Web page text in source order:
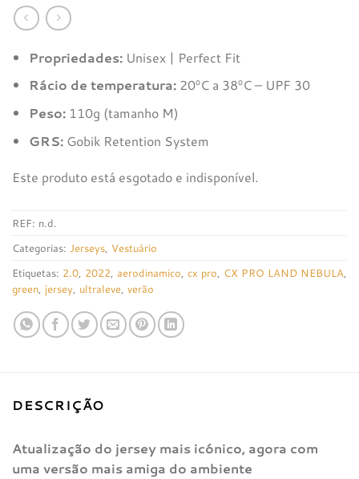
Propriedades:Unisex | Perfect Fit
Rácio de temperatura: 20ºC a 38ºC – UPF 30
Peso:110g (tamanho M)
GRS: Gobik Retention System
Este produto está esgotado e indisponível.
REF: n.d.
Categorias: Jerseys, Vestuário
Etiquetas: 2.0, 2022, aerodinamico, cx pro, CX PRO LAND NEBULA,
green, jersey, ultraleve, verão
DESCRIÇÃO
Atualização do jersey mais icónico, agora com
uma versão mais amiga do ambiente